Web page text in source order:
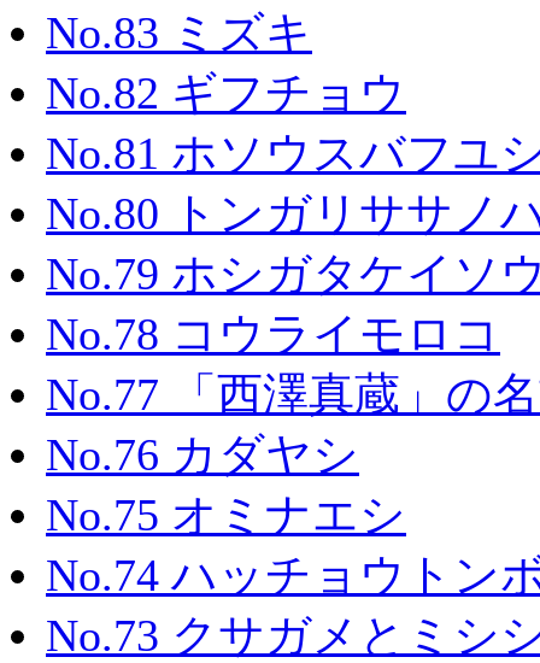
No.83 ミズキ
No.82 ギフチョウ
No.81 ホソウスバフユ
No.80 トンガリササノ
No.79 ホシガタケイソ
No.78 コウライモロコ
No.77 「西澤真蔵」の
No.76 カダヤシ
No.75 オミナエシ
No.74 ハッチョウトン
No.73 クサガメとミシ